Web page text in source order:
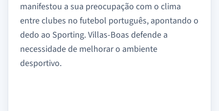
manifestou a sua preocupação com o clima
entre clubes no futebol português, apontando o
dedo ao Sporting. Villas-Boas defende a
necessidade de melhorar o ambiente
desportivo.